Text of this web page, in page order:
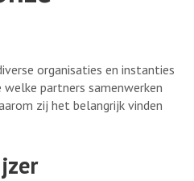
organisaties en instanties
partners samenwerken
zij het belangrijk vinden